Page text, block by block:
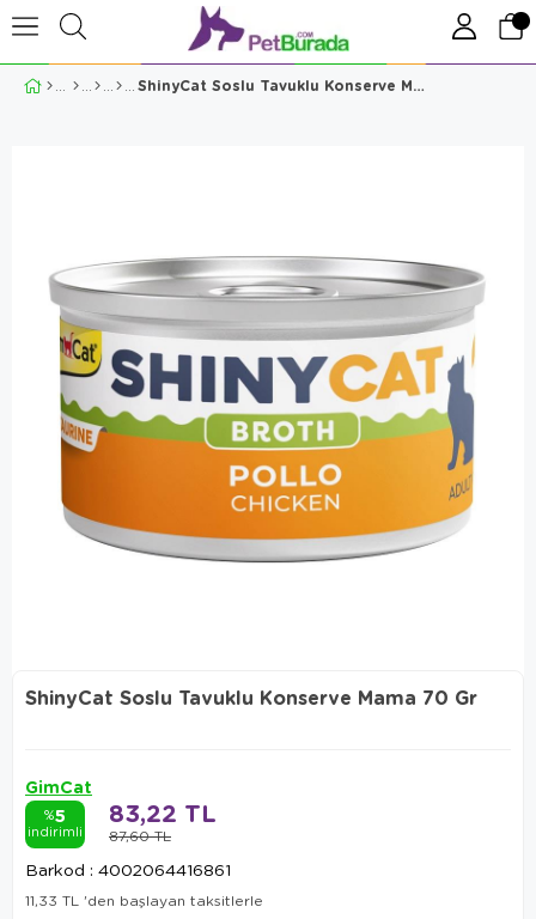
ShinyCat Soslu Tavuklu Konserve Mama 70 Gr
ShinyCat Soslu Tavuklu Konserve Mama 70 Gr
GimCat
%5
indirimli 87,60 TL
83,22 TL
Barkod : 4002064416861
11,33 TL 'den başlayan taksitlerle